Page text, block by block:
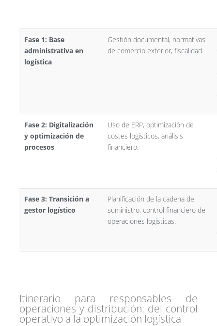
Fase 1: Base
administrativa en
logística
Gestión documental, normativas
de comercio exterior, fiscalidad.
Fase 2: Digitalización
y optimización de
procesos
Uso de ERP, optimización de
costes logísticos, análisis
financiero.
Fase 3: Transición a
gestor logístico
Planificación de la cadena de
suministro, control financiero de
operaciones logísticas.
Itinerario para responsables de
operaciones y distribución: del control
operativo a la optimización logística